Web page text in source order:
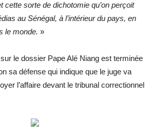
cette sorte de dichotomie qu’on perçoit
au Sénégal, à l’intérieur du pays, en
le monde. »
sur le dossier Pape Alé Niang est terminée
sa défense qui indique que le juge va
l’affaire devant le tribunal correctionnel